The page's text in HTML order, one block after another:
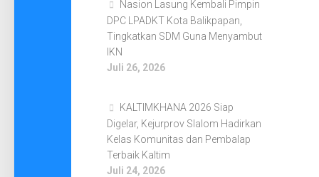
Nasion Lasung Kembali Pimpin
DPC LPADKT Kota Balikpapan,
Tingkatkan SDM Guna Menyambut
IKN
Juli 26, 2026
KALTIMKHANA 2026 Siap
Digelar, Kejurprov Slalom Hadirkan
Kelas Komunitas dan Pembalap
Terbaik Kaltim
Juli 24, 2026